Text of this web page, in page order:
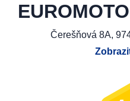
Čerešňová 8A,